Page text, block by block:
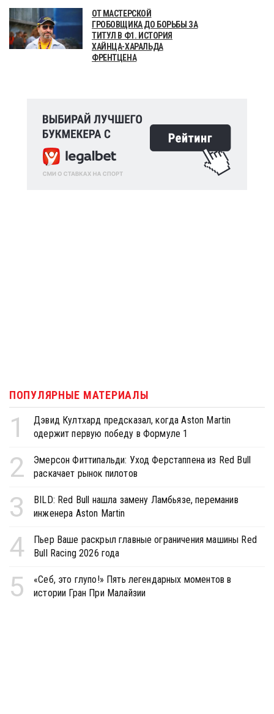
ОТ МАСТЕРСКОЙ
ГРОБОВЩИКА ДО БОРЬБЫ ЗА
ТИТУЛ В Ф1. ИСТОРИЯ
ХАЙНЦА-ХАРАЛЬДА
ФРЕНТЦЕНА
ПОПУЛЯРНЫЕ МАТЕРИАЛЫ
1
Дэвид Култхард предсказал, когда Aston Martin
одержит первую победу в Формуле 1
2
Эмерсон Фиттипальди: Уход Ферстаппена из Red Bull
раскачает рынок пилотов
3
BILD: Red Bull нашла замену Ламбьязе, переманив
инженера Aston Martin
4
Пьер Ваше раскрыл главные ограничения машины Red
Bull Racing 2026 года
5
«Себ, это глупо!» Пять легендарных моментов в
истории Гран При Малайзии